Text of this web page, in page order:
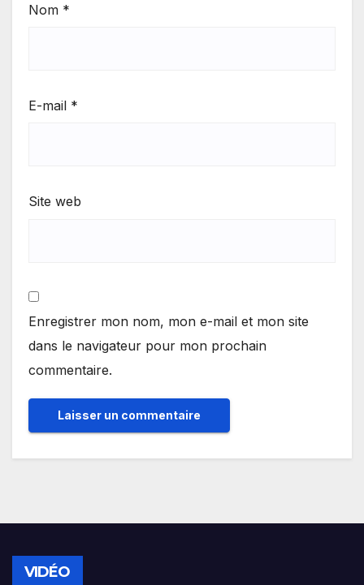
Nom *
E-mail *
Site web
Enregistrer mon nom, mon e-mail et mon site
dans le navigateur pour mon prochain
commentaire.
VIDÉO